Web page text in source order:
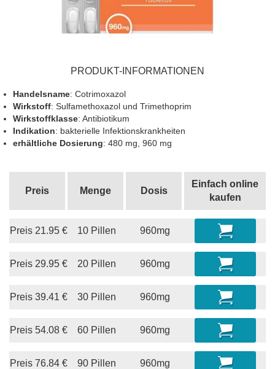
PRODUKT-INFORMATIONEN
Handelsname: Cotrimoxazol
Wirkstoff: Sulfamethoxazol und Trimethoprim
Wirkstoffklasse: Antibiotikum
Indikation: bakterielle Infektionskrankheiten
erhältliche Dosierung: 480 mg, 960 mg
Preis Menge Dosis
Einfach online
kaufen
Preis 21.95€ 10 Pillen 960mg
Preis 29.95€ 20 Pillen 960mg
Preis 39.41 € 30 Pillen 960mg
Preis 54.08€ 60 Pillen 960mg
Preis 76.84€ 90 Pillen 960mg